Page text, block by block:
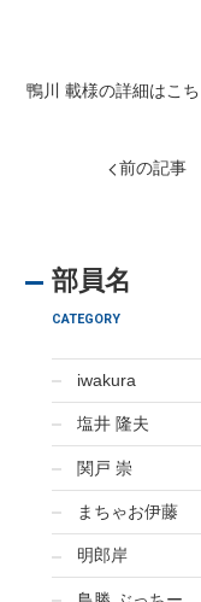
鴨川 載様の詳細はこち
前の記事
部員名
CATEGORY
iwakura
塩井 隆夫
関戸 崇
まちゃお伊藤
明郎岸